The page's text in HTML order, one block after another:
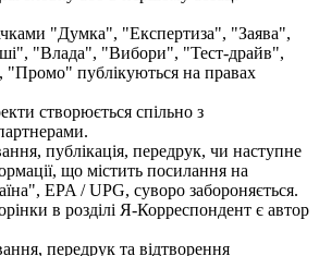
"Думка", "Експертиза", "Заява",
"Влада", "Вибори", "Тест-драйв",
публікуються на правах
створюється спільно з
публікація, передрук, чи наступне
що містить посилання на
EPA / UPG, суворо забороняється.
в розділі Я-Корреспондент є автор
передрук та відтворення